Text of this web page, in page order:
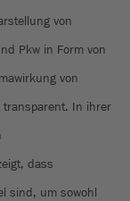
von
Pkw in Form von
von
transparent. In ihrer
dass
sind, um sowohl